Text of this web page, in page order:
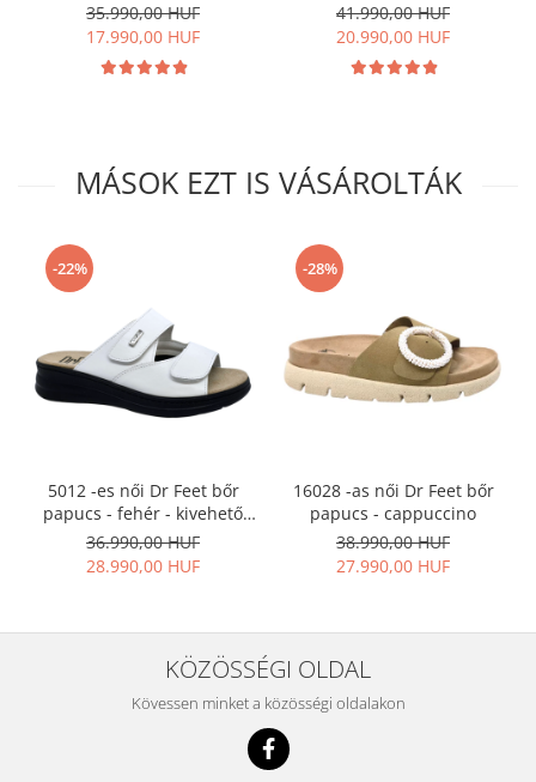
35.990,00 HUF
17.990,00 HUF
41.990,00 HUF
20.990,00 HUF
MÁSOK EZT IS VÁSÁROLTÁK
-22%
5012 -es női Dr Feet bőr
papucs - fehér - kivehető
talpbetét
36.990,00 HUF
28.990,00 HUF
-28%
16028 -as női Dr Feet bőr
papucs - cappuccino
38.990,00 HUF
27.990,00 HUF
KÖZÖSSÉGI OLDAL
Kövessen minket a közösségi oldalakon